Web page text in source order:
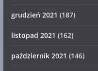
grudzień 2021 (187)
listopad 2021 (162)
październik 2021 (146)